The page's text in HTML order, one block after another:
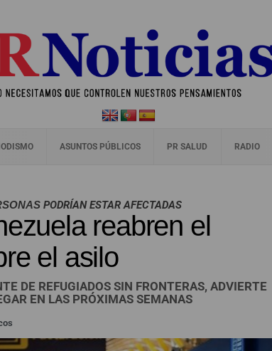
ASUNTOS PÚBLICOS PR SALUD RADIO
PODRÍAN ESTAR AFECTADAS
reabren el
el asilo
DE REFUGIADOS SIN FRONTERAS, ADVIERTE
EN LAS PRÓXIMAS SEMANAS